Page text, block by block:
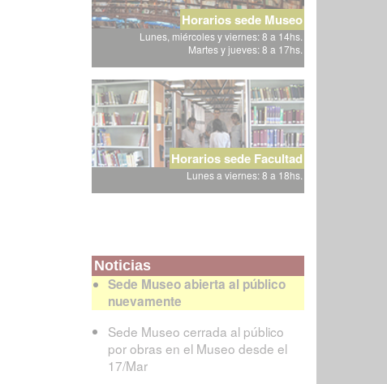
Horarios sede Museo
Lunes, miércoles y viernes: 8 a 14hs.
Martes y jueves: 8 a 17hs.
Horarios sede Facultad
Lunes a viernes: 8 a 18hs.
Noticias
Sede Museo abierta al público
nuevamente
Sede Museo cerrada al público
por obras en el Museo desde el
17/Mar